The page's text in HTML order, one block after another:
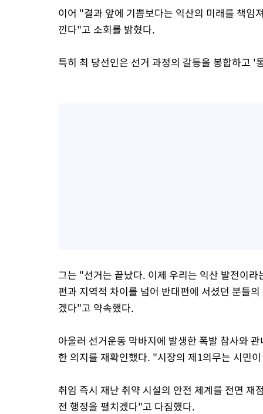
이어 "결과 앞에 기쁨보다는 익산의 미래를 책임
낀다"고 소회를 밝혔다.
특히 최 당선인은 선거 과정의 갈등을 봉합하고
그는 "선거는 끝났다. 이제 우리는 익산 발전이
편과 지역적 차이를 넘어 반대편에 서셨던 분들
겠다"고 약속했다.
아울러 선거운동 막바지에 발생한 폭발 참사와
한 의지를 재확인했다. "시장의 제1의무는 시민
취임 즉시 재난 취약 시설의 안전 체계를 전면
전 행정을 펼치겠다"고 다짐했다.